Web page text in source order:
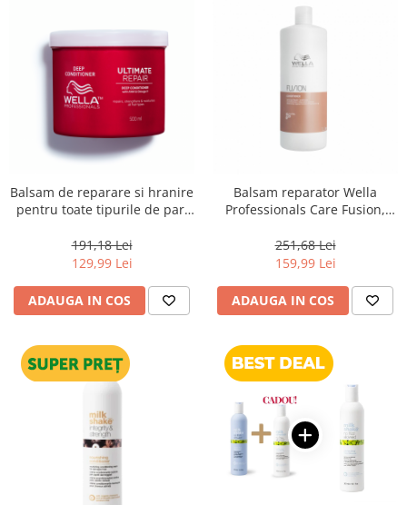
Balsam de reparare si hranire
pentru toate tipurile de par,
Ultimate Repair, 500 ml
191,18 Lei
129,99 Lei
ADAUGA IN COS
Balsam reparator Wella
Professionals Care Fusion,
251,68 Lei
159,99 Lei
ADAUGA IN COS